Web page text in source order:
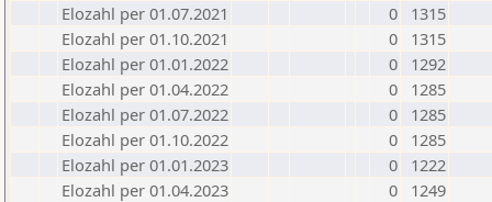
Elozahl per 01.07.2021
0
1315
Elozahl per 01.10.2021
0
1315
Elozahl per 01.01.2022
0
1292
Elozahl per 01.04.2022
0
1285
Elozahl per 01.07.2022
0
1285
Elozahl per 01.10.2022
0
1285
Elozahl per 01.01.2023
0
1222
Elozahl per 01.04.2023
0
1249